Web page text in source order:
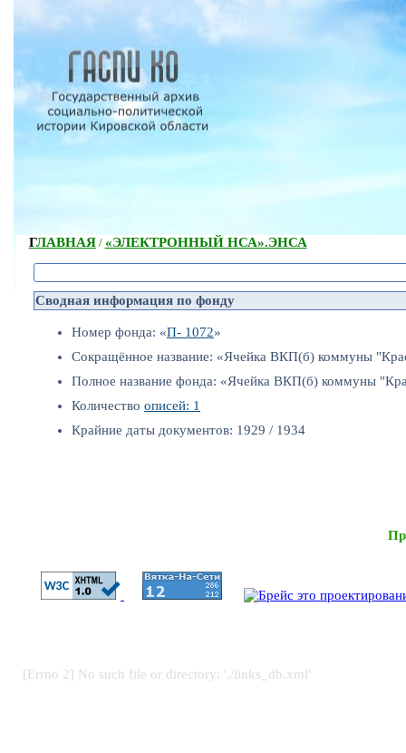
ГЛАВНАЯ/ «ЭЛЕКТРОННЫЙ НСА».ЭНСА
Сводная информация по фонду
Номер фонда: «П- 1072»
Сокращённое название: «Ячейка ВКП(б) коммуны
Полное название фонда: «Ячейка ВКП(б) коммуны
Количество описей: 1
Крайние даты документов: 1929 / 1934
[Errno 2] No such file or directory: './links_db.xml'